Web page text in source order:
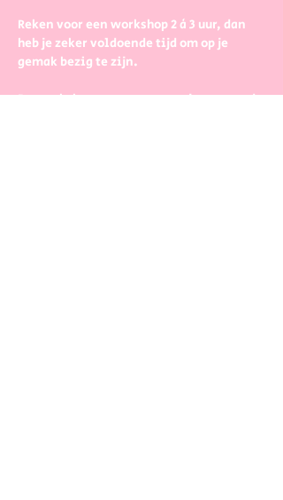
Reken voor een workshop 2 à 3 uur, dan
heb je zeker voldoende tijd om op je
gemak bezig te zijn.
De workshopstaat open voor jong en oud,